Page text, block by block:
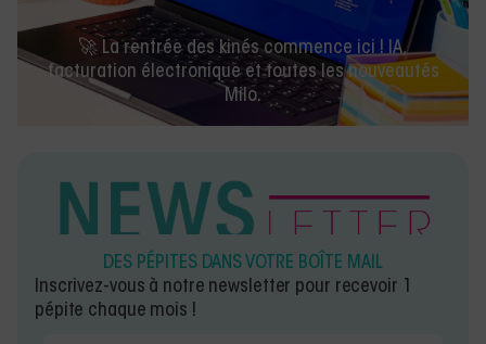
🚀 La rentrée des kinés commence ici ! IA,
facturation électronique et toutes les nouveautés
Milo.
DES PÉPITES DANS VOTRE BOÎTE MAIL
Inscrivez-vous à notre newsletter pour recevoir 1
pépite chaque mois !